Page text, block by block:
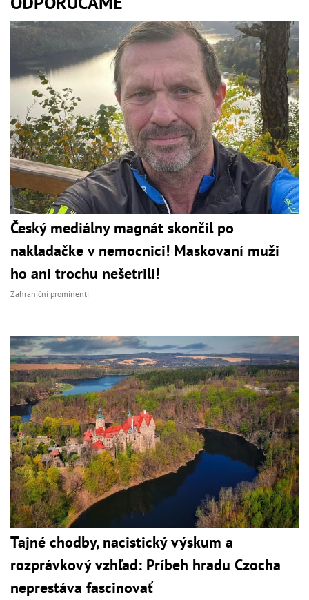
Český mediálny magnát skončil po
nakladačke v nemocnici! Maskovaní muži
ho ani trochu nešetrili!
Zahraniční prominenti
Tajné chodby, nacistický výskum a
rozprávkový vzhľad: Príbeh hradu Czocha
neprestáva fascinovať